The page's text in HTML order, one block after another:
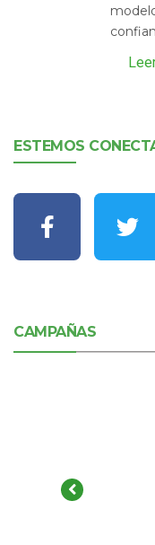
ESTEMOS
CAMPAÑAS